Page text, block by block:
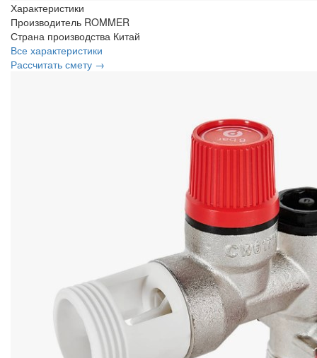
Характеристики
Производитель ROMMER
Страна производства Китай
Все характеристики
Рассчитать смету →